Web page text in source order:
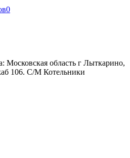
0
Московская область г Лыткарино,
106. С/М Котельники